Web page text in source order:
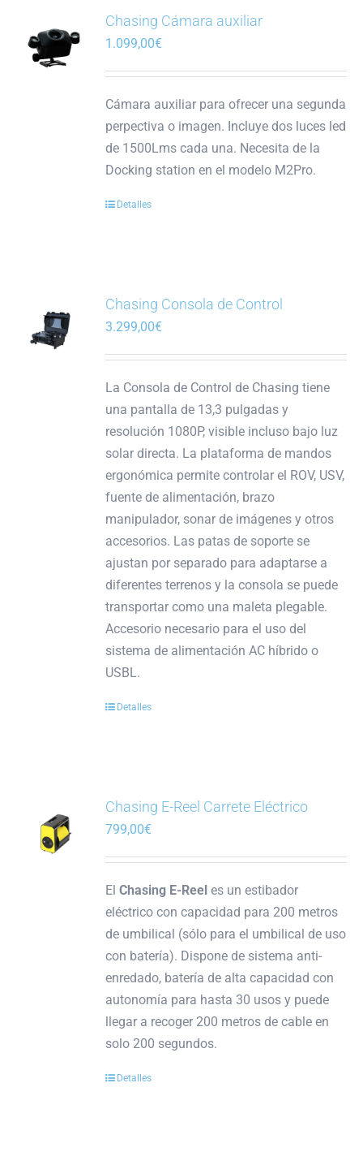
Chasing Cámara auxiliar
1.099,00€
Cámara auxiliar para ofrecer una segunda
perpectiva o imagen. Incluye dos luces led
de 1500Lms cada una. Necesita de la
Docking station en el modelo M2Pro.
Detalles
Chasing Consola de Control
3.299,00€
La Consola de Control de Chasing tiene
una pantalla de 13,3 pulgadas y
resolución 1080P, visible incluso bajo luz
solar directa. La plataforma de mandos
ergonómica permite controlar el ROV, USV,
fuente de alimentación, brazo
manipulador, sonar de imágenes y otros
accesorios. Las patas de soporte se
ajustan por separado para adaptarse a
diferentes terrenos y la consola se puede
transportar como una maleta plegable.
Accesorio necesario para el uso del
sistema de alimentación AC híbrido o
USBL.
Detalles
Chasing E-Reel Carrete Eléctrico
799,00€
ElChasing E-Reeles un estibador
eléctrico con capacidad para 200 metros
de umbilical (sólo para el umbilical de uso
con batería). Dispone de sistema anti-
enredado, batería de alta capacidad con
autonomía para hasta 30 usos y puede
llegar a recoger 200 metros de cable en
solo 200 segundos.
Detalles